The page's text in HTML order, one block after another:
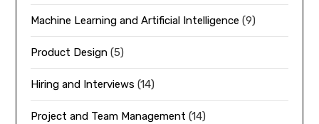
Machine Learning and Artificial Intelligence (9)
Product Design (5)
Hiring and Interviews (14)
Project and Team Management (14)